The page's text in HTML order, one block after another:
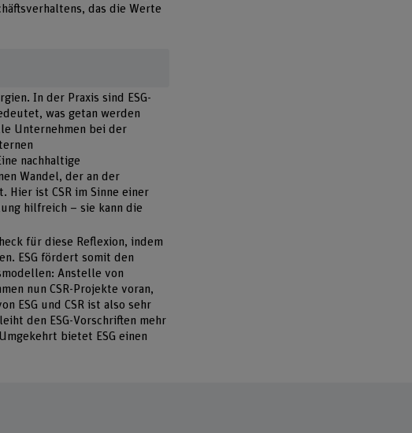
das die Werte
In der Praxis sind ESG-
was getan werden
Unternehmen bei der
nachhaltige
Wandel, der an der
Hier ist CSR im Sinne einer
hilfreich – sie kann die
für diese Reflexion, indem
ESG fördert somit den
Anstelle von
nun CSR-Projekte voran,
ESG und CSR ist also sehr
den ESG-Vorschriften mehr
bietet ESG einen